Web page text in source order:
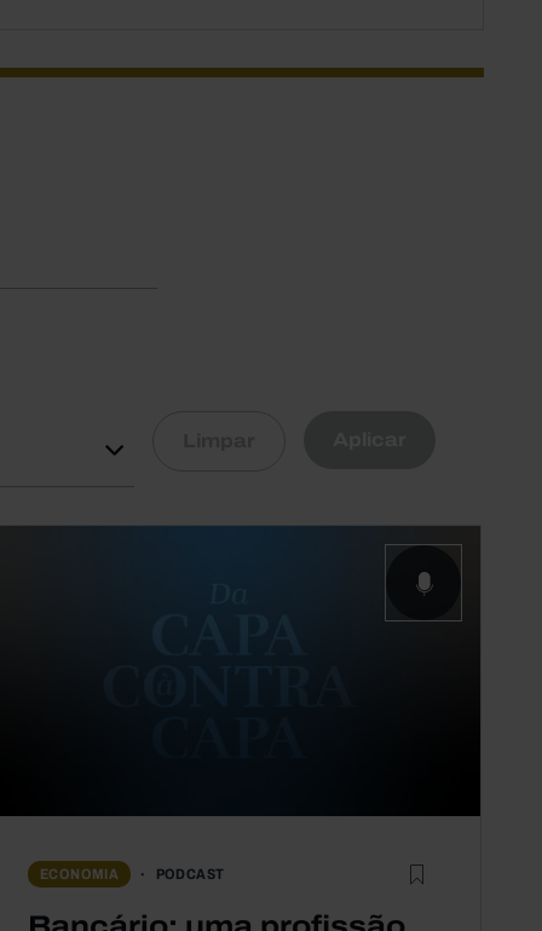
ECONOMIA PODCAST